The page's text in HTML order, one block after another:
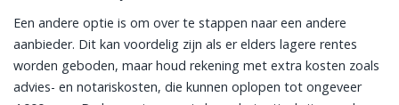
Een andere optie is om over te stappen naar een andere
aanbieder. Dit kan voordelig zijn als er elders lagere rentes
worden geboden, maar houd rekening met extra kosten zoals
advies- en notariskosten, die kunnen oplopen tot ongeveer